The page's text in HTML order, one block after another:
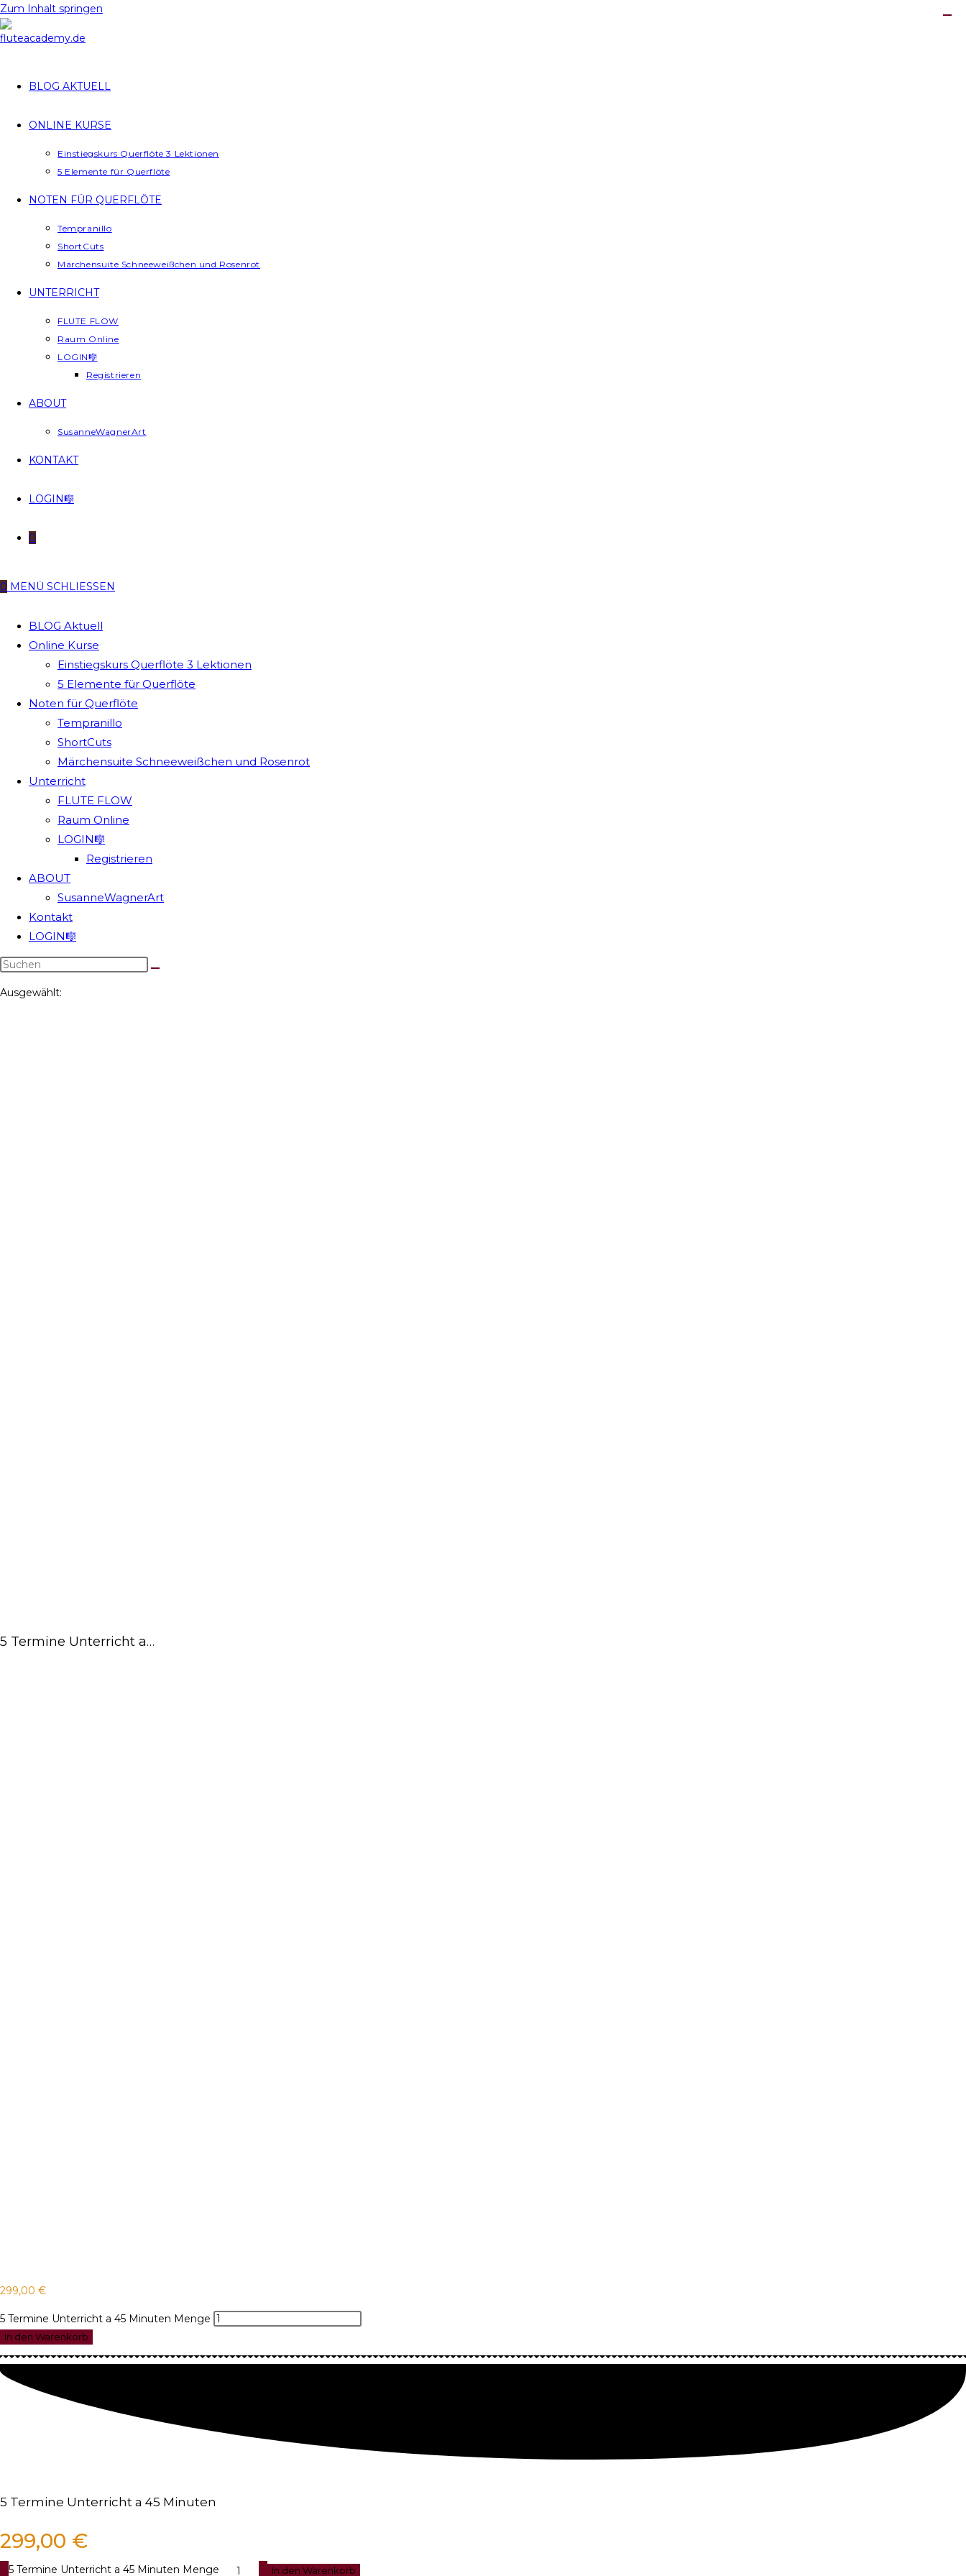
Zum Inhalt springen
BLOG AKTUELL
ONLINE KURSE
Einstiegskurs Querflöte 3 Lektionen
5 Elemente für Querflöte
NOTEN FÜR QUERFLÖTE
Tempranillo
ShortCuts
Märchensuite Schneeweißchen und Rosenrot
UNTERRICHT
FLUTE FLOW
Raum Online
LOGIN🎼
Registrieren
ABOUT
SusanneWagnerArt
KONTAKT
LOGIN🎼
0
0 MENÜ SCHLIESSEN
BLOG Aktuell
Online Kurse
Einstiegskurs Querflöte 3 Lektionen
5 Elemente für Querflöte
Noten für Querflöte
Tempranillo
ShortCuts
Märchensuite Schneeweißchen und Rosenrot
Unterricht
FLUTE FLOW
Raum Online
LOGIN🎼
Registrieren
ABOUT
SusanneWagnerArt
Kontakt
LOGIN🎼
Ausgewählt:
5 Termine Unterricht a…
299,00 €
5 Termine Unterricht a 45 Minuten Menge
In den Warenkorb
5 Termine Unterricht a 45 Minuten
299,00 €
5 Termine Unterricht a 45 Minuten Menge In den Warenkorb